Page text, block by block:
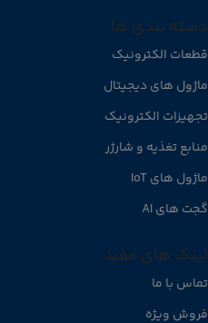
دسته بندی ها
قطعات الکترونیک
ماژول های دیجیتال
تجهیزات الکترونیک
منابع تغذیه و شارژر
ماژول های IoT
گجت های AI
لینک های مفید
تماس با ما
فروش ویژه